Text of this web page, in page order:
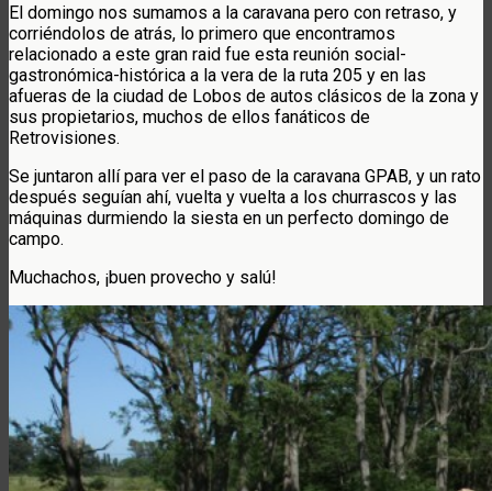
El domingo nos sumamos a la caravana pero con retraso, y
corriéndolos de atrás, lo primero que encontramos
relacionado a este gran raid fue esta reunión social-
gastronómica-histórica a la vera de la ruta 205 y en las
afueras de la ciudad de Lobos de autos clásicos de la zona y
sus propietarios, muchos de ellos fanáticos de
Retrovisiones.
Se juntaron allí para ver el paso de la caravana GPAB, y un rato
después seguían ahí, vuelta y vuelta a los churrascos y las
máquinas durmiendo la siesta en un perfecto domingo de
campo.
Muchachos, ¡buen provecho y salú!